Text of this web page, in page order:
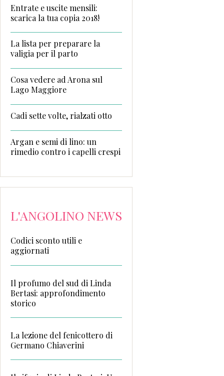
Entrate e uscite mensili:
scarica la tua copia 2018!
La lista per preparare la
valigia per il parto
Cosa vedere ad Arona sul
Lago Maggiore
Cadi sette volte, rialzati otto
Argan e semi di lino: un
rimedio contro i capelli crespi
L'ANGOLINO NEWS
Codici sconto utili e
aggiornati
Il profumo del sud di Linda
Bertasi: approfondimento
storico
La lezione del fenicottero di
Germano Chiaverini